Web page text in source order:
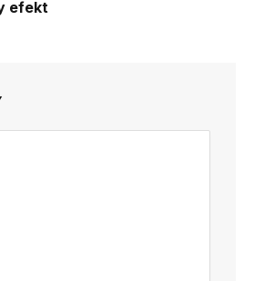
efekt